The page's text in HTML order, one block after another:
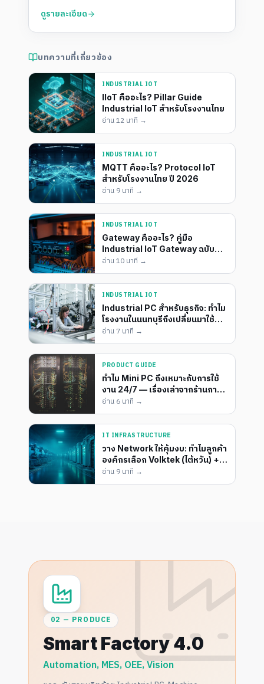
ดูรายละเอียด
บทความที่เกี่ยวข้อง
INDUSTRIAL IOT
IIoT คืออะไร? Pillar Guide
Industrial IoT สำหรับโรงงานไทย
อ่าน12 นาที →
INDUSTRIAL IOT
MQTT คืออะไร? Protocol IoT
สำหรับโรงงานไทย ปี 2026
อ่าน 9 นาที →
INDUSTRIAL IOT
Gateway คืออะไร? คู่มือ
Industrial IoT Gateway ฉบับ
ช่างโรงงาน
อ่าน10 นาที →
INDUSTRIAL IOT
Industrial PC สำหรับธุรกิจ: ทำไม
โรงงานในนนทบุรีถึงเปลี่ยนมาใช้
และไม่เคยมองกลับไปอีกเลย
อ่าน 7 นาที →
PRODUCT GUIDE
ทำไม Mini PC ถึงเหมาะกับการใช้
งาน 24/7 — เรื่องเล่าจากร้านกาแฟ
ที่ไม่เคยปิดจอ POS
อ่าน 6 นาที →
IT INFRASTRUCTURE
วาง Network ให้คุ้มงบ: ทำไมลูกค้า
องค์กรเลือก Volktek (ไต้หวัน) +
CFFiberlink (จีน) จาก ENT
Group
อ่าน 9 นาที →
02 — PRODUCE
Smart Factory 4.0
Automation, MES, OEE, Vision